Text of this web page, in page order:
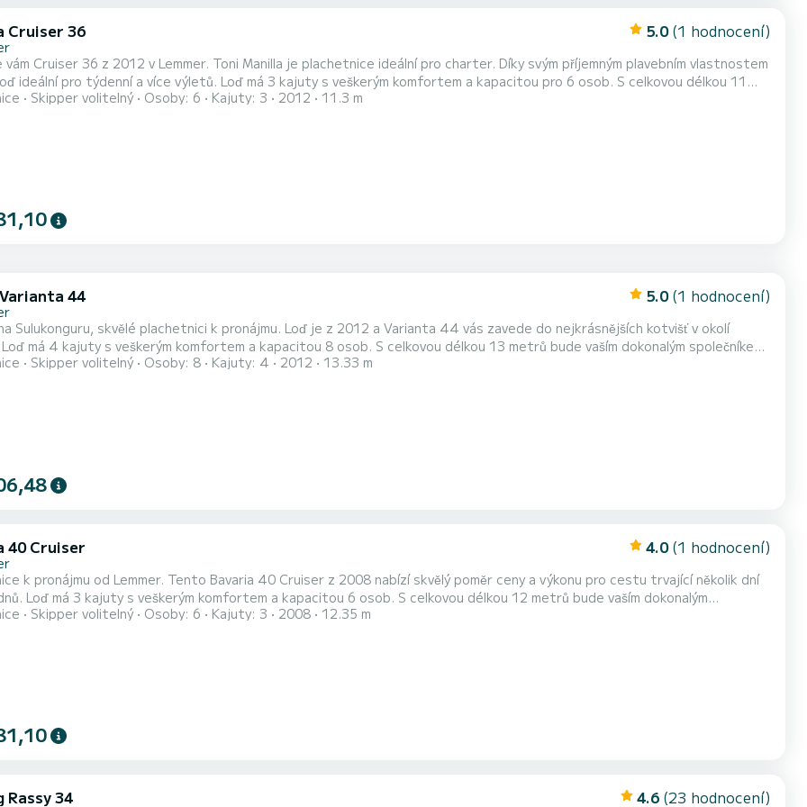
Cruiser 36 5.0 (1 hodnocení)
vám Cruiser 36 z 2012 v Lemmer. Toni Manilla je plachetnice ideální pro charter. Díky svým příjemným plavebním vlastnostem
a více výletů. Loď má 3 kajuty s veškerým komfortem a kapacitou pro 6 osob. S celkovou délkou 11
vaším dokonalým společníkem pro strávení jedinečné dovolené na vodě v oblasti Lemmer. Cruiser 36 je vybavena 1
Skipper volitelný Osoby: 6 Kajuty: 3 2012 11.3 m
44 5.0 (1 hodnocení)
Sulukonguru, skvělé plachetnici k pronájmu. Loď je z 2012 a Varianta 44 vás zavede do nejkrásnějších kotvišť v okolí
dovolené na vodě v oblasti Lemmer. Varianta 44 je vybavena 1 toaletou se sprchou. Tato loď je vybavena
Skipper volitelný Osoby: 8 Kajuty: 4 2012 13.33 m
40 Cruiser 4.0 (1 hodnocení)
k pronájmu od Lemmer. Tento Bavaria 40 Cruiser z 2008 nabízí skvělý poměr ceny a výkonu pro cestu trvající několik dní
metrů bude vaším dokonalým
strávení jedinečné dovolené na vodě v oblasti Lemmer. Tento Bavaria 40 Cruiser b> má 2 toalety se sprchami. Tato
Skipper volitelný Osoby: 6 Kajuty: 3 2008 12.35 m
Rassy 34 4.6 (23 hodnocení)